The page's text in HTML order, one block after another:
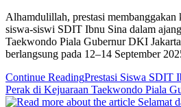
Alhamdulillah, prestasi membanggakan
siswa-siswi SDIT Ibnu Sina dalam
Taekwondo Piala Gubernur DKI
berlangsung pada 12–14 September
Continue ReadingPrestasi Siswa SDIT
Perak di Kejuaraan Taekwondo Piala